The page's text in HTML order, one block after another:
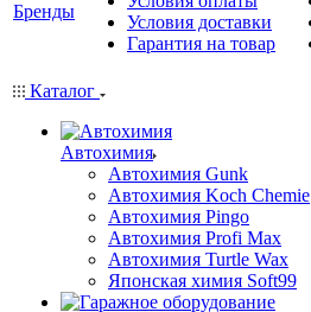
Бренды
Условия доставки
Гарантия на товар
Каталог
Автохимия
Автохимия Gunk
Автохимия Koch Chemie
Автохимия Pingo
Автохимия Profi Max
Автохимия Turtle Wax
Японская химия Soft99